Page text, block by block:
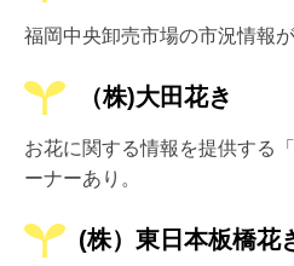
福岡中央卸売市場の市況情報
（株)大田花き
お花に関する情報を提供する
ーナーあり。
(株）東日本板橋花